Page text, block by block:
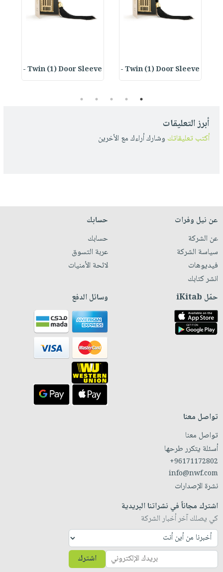
Twin (1) Door Sleeve -
Twin (1) Door Sleeve -
1
2
3
4
5
أبرز التعليقات
أكتب تعليقاتك وشارك أراءك مع الأخرين
عن نيل وفرات
عن الشركة
سياسة الشركة
فيديوهات
انشر كتابك
حسابك
حسابك
عربة التسوق
لائحة الأمنيات
حمّل iKitab وسائل الدفع
تواصل معنا
تواصل معنا
أسئلة يتكرر طرحها
+96171172802
info@nwf.com
نشرة الإصدارات
اشترك مجاناً في نشراتنا البريدية
كي يصلك آخر أخبار الشركة
اشترك